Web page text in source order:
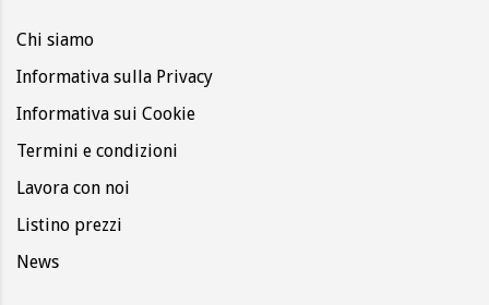
Chi siamo
Informativa sulla Privacy
Informativa sui Cookie
Termini e condizioni
Lavora con noi
Listino prezzi
News